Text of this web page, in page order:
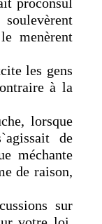
menèrent
les gens
à la
lorsque
de
méchante
de raison,
sur